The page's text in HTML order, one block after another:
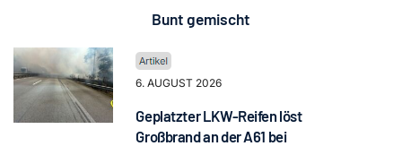
Bunt gemischt
6. AUGUST 2026
Geplatzter LKW-Reifen löst
Großbrand an der A61 bei